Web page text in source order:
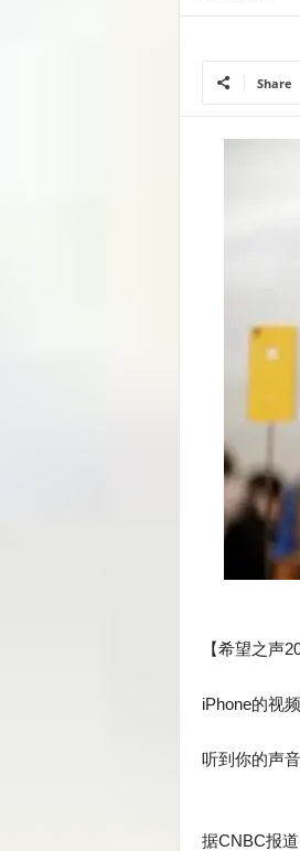
Share
【希望之声
iPhone的视
听到你的声
据CNBC报